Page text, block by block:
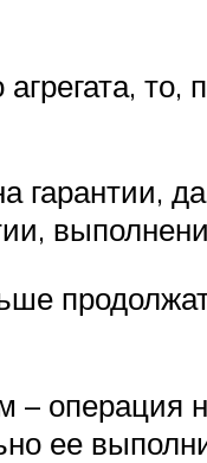
агрегата,
гарантии,
– операция
ее